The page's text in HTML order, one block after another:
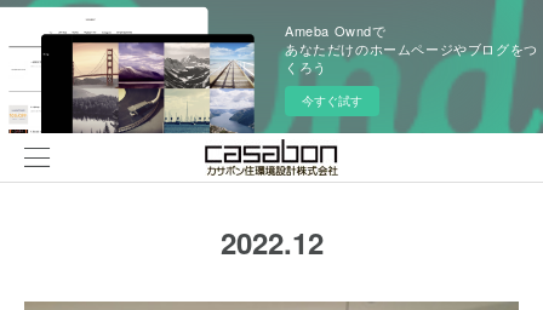
Ameba Owndで
あなただけのホームページやブログをつ
くろう
今すぐ試す
2022.12